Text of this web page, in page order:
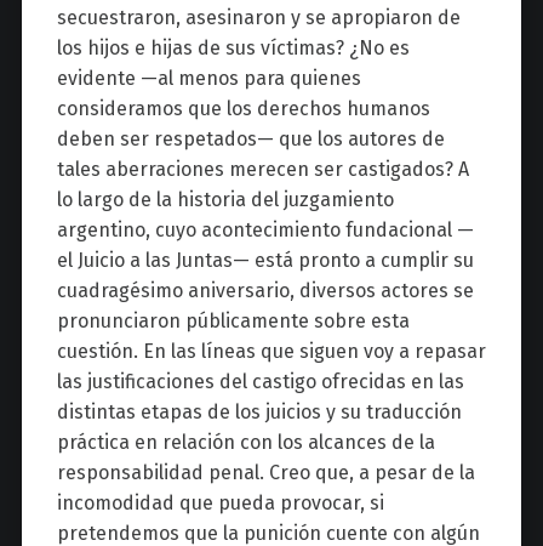
secuestraron, asesinaron y se apropiaron de
los hijos e hijas de sus víctimas? ¿No es
evidente —al menos para quienes
consideramos que los derechos humanos
deben ser respetados— que los autores de
tales aberraciones merecen ser castigados? A
lo largo de la historia del juzgamiento
argentino, cuyo acontecimiento fundacional —
el Juicio a las Juntas— está pronto a cumplir su
cuadragésimo aniversario, diversos actores se
pronunciaron públicamente sobre esta
cuestión. En las líneas que siguen voy a repasar
las justificaciones del castigo ofrecidas en las
distintas etapas de los juicios y su traducción
práctica en relación con los alcances de la
responsabilidad penal. Creo que, a pesar de la
incomodidad que pueda provocar, si
pretendemos que la punición cuente con algún